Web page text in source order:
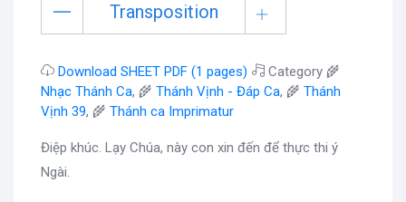
Transposition
Download SHEET PDF (1 pages)
Category 🌾
Nhạc Thánh Ca, 🌾 Thánh Vịnh - Đáp Ca, 🌾 Thánh
Vịnh 39, 🌾 Thánh ca Imprimatur
Điệp khúc. Lạy Chúa, này con xin đến để thực thi ý
Ngài.